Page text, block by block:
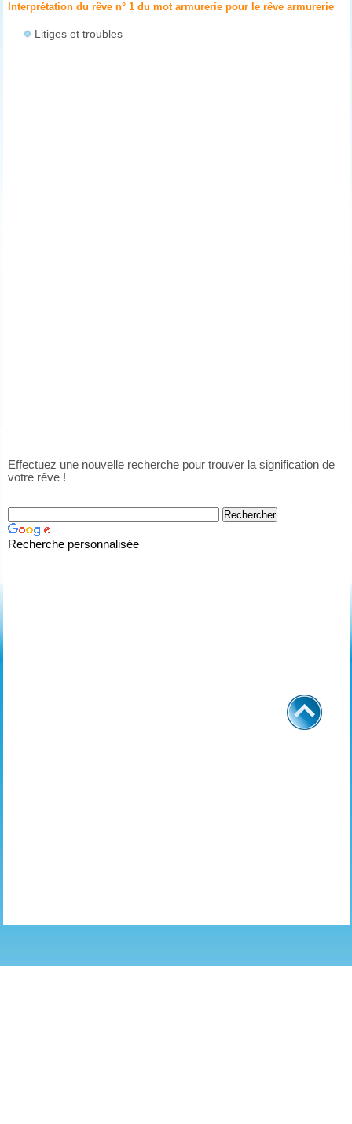
Interprétation du rêve n° 1 du mot armurerie pour le rêvearmurerie
Litiges et troubles
Effectuez une nouvelle recherche pour trouver la signification de
votre rêve !
Recherche personnalisée